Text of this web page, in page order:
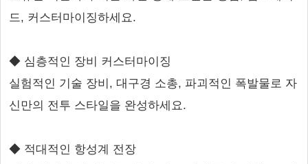
드, 커스터마이징하세요.
◆ 심층적인 장비 커스터마이징
실험적인 기술 장비, 대구경 소총, 파괴적인 폭발물로 자
신만의 전투 스타일을 완성하세요.
◆ 적대적인 항성계 전장